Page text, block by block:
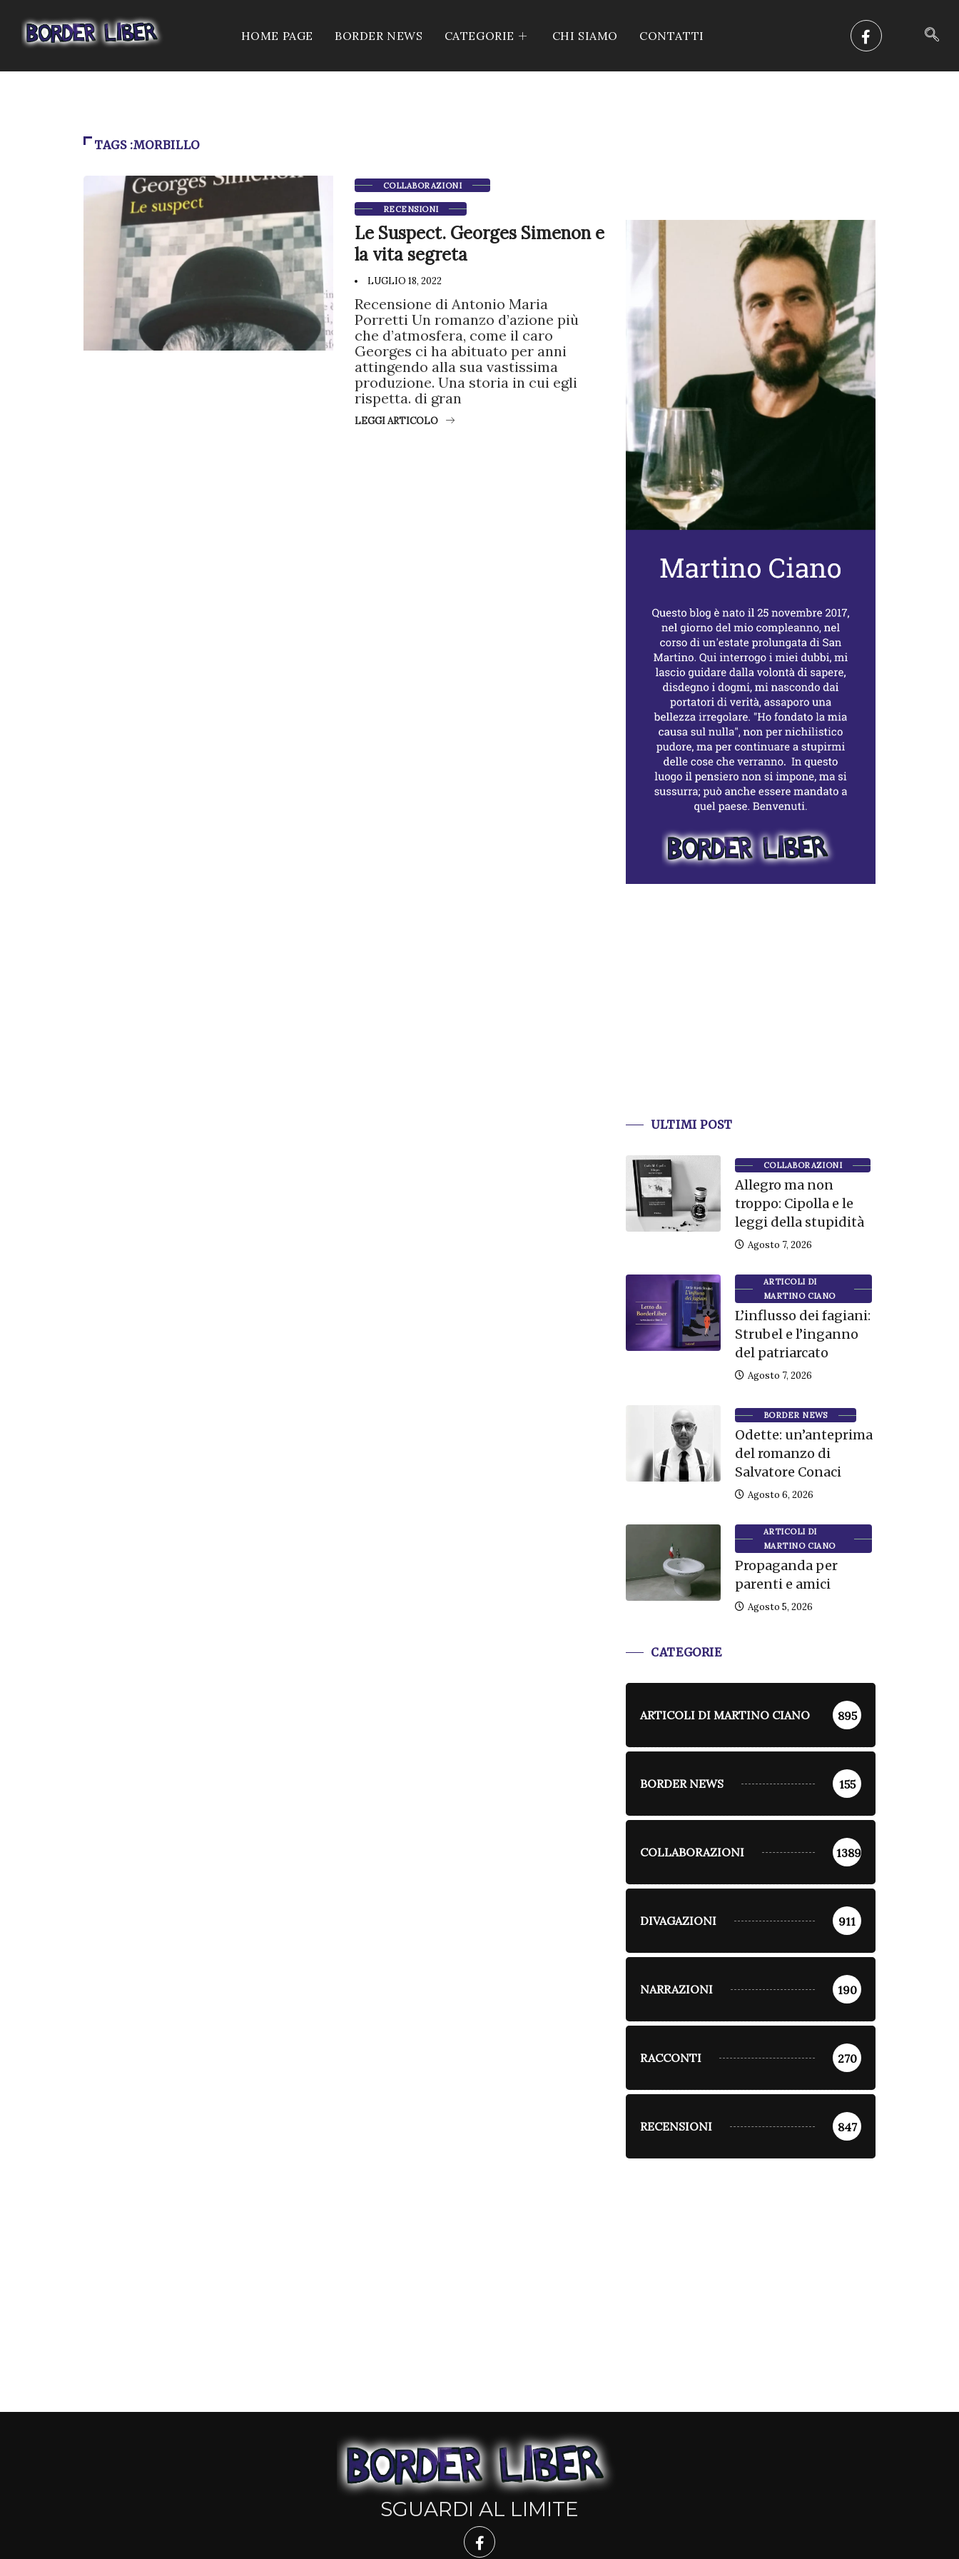
HOME PAGE BORDER NEWS CATEGORIE CHI SIAMO CONTATTI
TAGS :MORBILLO
COLLABORAZIONI
RECENSIONI
Le Suspect. Georges Simenon e
la vita segreta
LUGLIO 18, 2022
Recensione di Antonio Maria
Porretti Un romanzo d’azione più
che d’atmosfera, come il caro
Georges ci ha abituato per anni
attingendo alla sua vastissima
produzione. Una storia in cui egli
rispetta. di gran
LEGGI ARTICOLO
ULTIMI POST
COLLABORAZIONI
Allegro ma non
troppo: Cipolla e le
leggi della stupidità
Agosto 7, 2026
ARTICOLI DI
MARTINO CIANO
L’influsso dei fagiani:
Strubel e l’inganno
del patriarcato
Agosto 7, 2026
BORDER NEWS
Odette: un’anteprima
del romanzo di
Salvatore Conaci
Agosto 6, 2026
ARTICOLI DI
MARTINO CIANO
Propaganda per
parenti e amici
Agosto 5, 2026
CATEGORIE
ARTICOLI DI MARTINO CIANO 895
BORDER NEWS 155
COLLABORAZIONI 1389
DIVAGAZIONI 911
NARRAZIONI 190
RACCONTI 270
RECENSIONI 847
SGUARDI AL LIMITE